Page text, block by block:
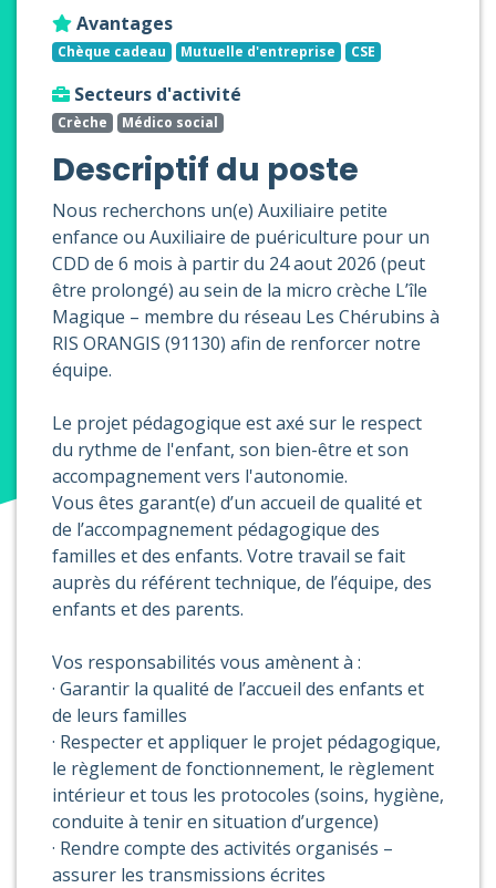
Avantages
Chèque cadeau Mutuelle d'entreprise CSE
Secteurs d'activité
Crèche Médico social
Descriptif du poste
Nous recherchons un(e) Auxiliaire petite
enfance ou Auxiliaire de puériculture pour un
CDD de 6 mois à partir du 24 aout 2026 (peut
être prolongé) au sein de la micro crèche L’île
Magique – membre du réseau Les Chérubins à
RIS ORANGIS (91130) afin de renforcer notre
équipe.
Le projet pédagogique est axé sur le respect
du rythme de l'enfant, son bien-être et son
accompagnement vers l'autonomie.
Vous êtes garant(e) d’un accueil de qualité et
de l’accompagnement pédagogique des
familles et des enfants. Votre travail se fait
auprès du référent technique, de l’équipe, des
enfants et des parents.
Vos responsabilités vous amènent à :
· Garantir la qualité de l’accueil des enfants et
de leurs familles
· Respecter et appliquer le projet pédagogique,
le règlement de fonctionnement, le règlement
intérieur et tous les protocoles (soins, hygiène,
conduite à tenir en situation d’urgence)
· Rendre compte des activités organisés –
assurer les transmissions écrites